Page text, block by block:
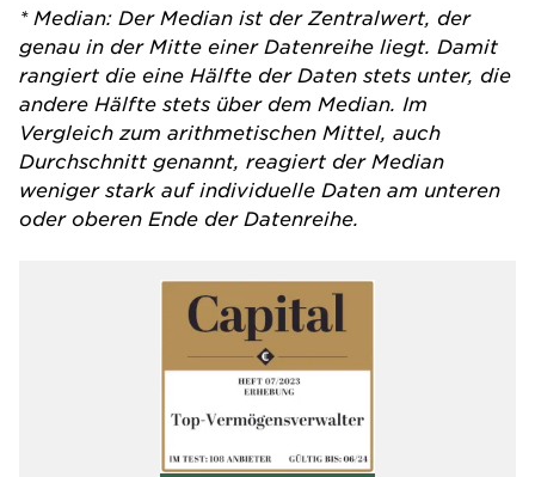
* Median: Der Median ist der Zentralwert, der
genau in der Mitte einer Datenreihe liegt. Damit
rangiert die eine Hälfte der Daten stets unter, die
andere Hälfte stets über dem Median. Im
Vergleich zum arithmetischen Mittel, auch
Durchschnitt genannt, reagiert der Median
weniger stark auf individuelle Daten am unteren
oder oberen Ende der Datenreihe.